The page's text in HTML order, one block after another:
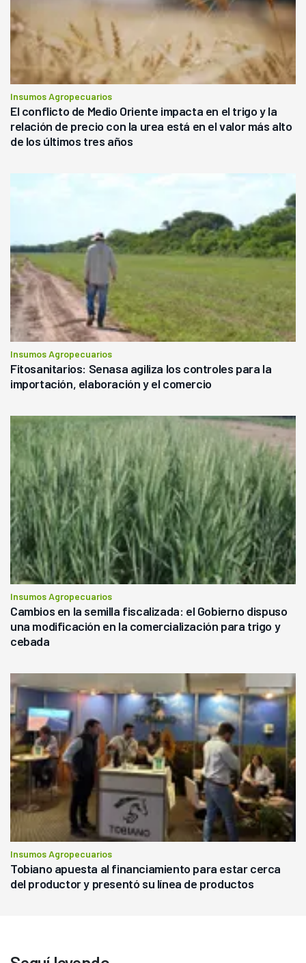
Insumos Agropecuarios
El conflicto de Medio Oriente impacta en el trigo y la
relación de precio con la urea está en el valor más alto
de los últimos tres años
Insumos Agropecuarios
Fitosanitarios: Senasa agiliza los controles para la
importación, elaboración y el comercio
Insumos Agropecuarios
Cambios en la semilla fiscalizada: el Gobierno dispuso
una modificación en la comercialización para trigo y
cebada
Insumos Agropecuarios
Tobiano apuesta al financiamiento para estar cerca
del productor y presentó su línea de productos